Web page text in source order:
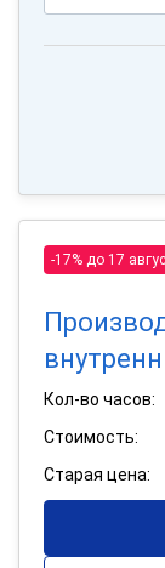
-17% до 17
Кол-во часов:
Стоимость:
Старая цена: